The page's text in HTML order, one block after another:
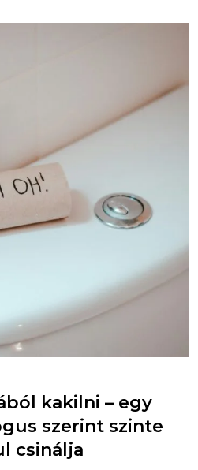
kakilni – egy
szerint szinte
csinálja